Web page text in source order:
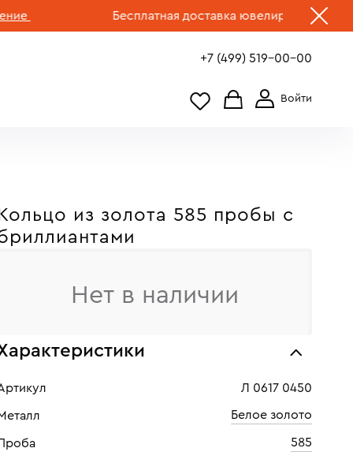
Бесплатная доставка ювелирных изделий
+7 (499) 519-00-00
Кольцо из золота 585 пробы с
Нет в наличии
Л 0617 0450
Белое золото
585